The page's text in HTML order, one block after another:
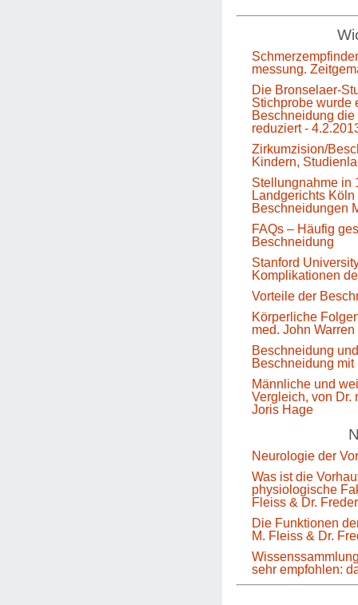
messung.
Die Bronselaer-
Stichprobe wurde
Beschneidung
reduziert -
Zirkumzision/
Kindern,
Stellungnahme in
Landgerichts
Beschneidungen
FAQs – Häufig
Beschneidung
Stanford
Komplikationen
Vorteile der
Körperliche
med. John Warren
Beschneidung
Beschneidung
Männliche und
Vergleich, von Dr.
Joris Hage
Neurologie der
Was ist die
physiologische
Fleiss & Dr.
Die Funktionen
M. Fleiss & Dr.
sehr empfohlen: